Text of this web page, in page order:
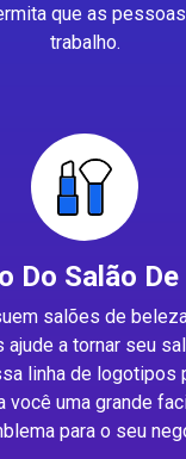
que as
trabalho.
Do Salão De
salões de
ajude a tornar seu
linha de logotipos
você uma grande
para o seu